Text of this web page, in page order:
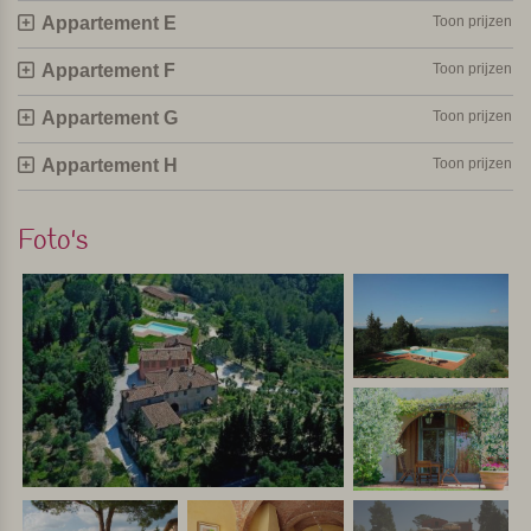
Appartement E Toon prijzen
Appartement F Toon prijzen
Appartement G Toon prijzen
Appartement H Toon prijzen
Foto's